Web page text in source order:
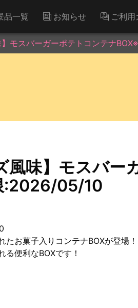
品一覧 お知らせ ご利用
】モスバーガーポテトコンテナ
風味】モスバー
:2026/05/10
お菓子入りコンテナBOXが登場！
る便利なBOXです！